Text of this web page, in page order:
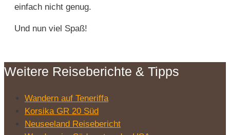
einfach nicht genug.
Und nun viel Spaß!
Weitere Reiseberichte & Tipps
Wandern auf Teneriffa
Korsika GR 20 Süd
Neuseeland Reisebericht